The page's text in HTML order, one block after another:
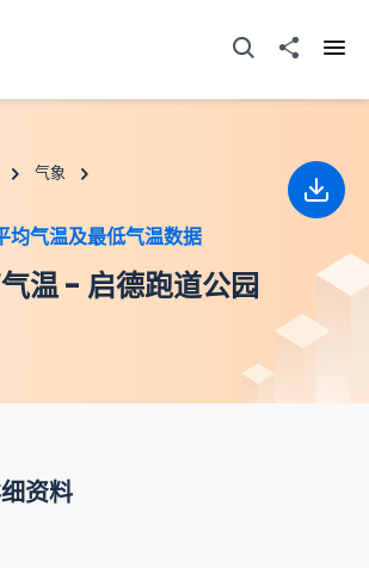
打开搜寻器分享至
气象
均气温及最低气温数据
温 - 启德跑道公园
下载
资料